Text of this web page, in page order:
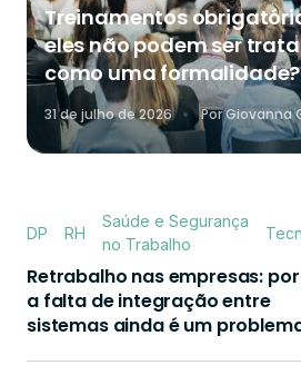
Treinamentos
eles não podem ser
como uma formalidade?
31 de julho de 2026 PorGiovanna
DP RH
Saúde e Segurança
no Trabalho
Retrabalho nas empresas:
a falta de integração entre
sistemas ainda é um